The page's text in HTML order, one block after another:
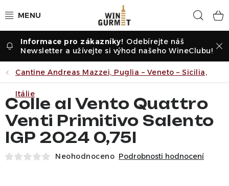
na
Vína dle druhu
Vína dle příležitosti
Dle vinařství
Vína dle země
Odebírejte náš
Newsletter a užívejte si výhod našeho WineClubu!
Cantine Andreas Mazzei, Puglia – Veneto – Sicilia,
Itálie
Colle al Vento Quattro
Venti Primitivo Salento
IGP 2024 0,75l
Neohodnoceno Podrobnosti hodnocení